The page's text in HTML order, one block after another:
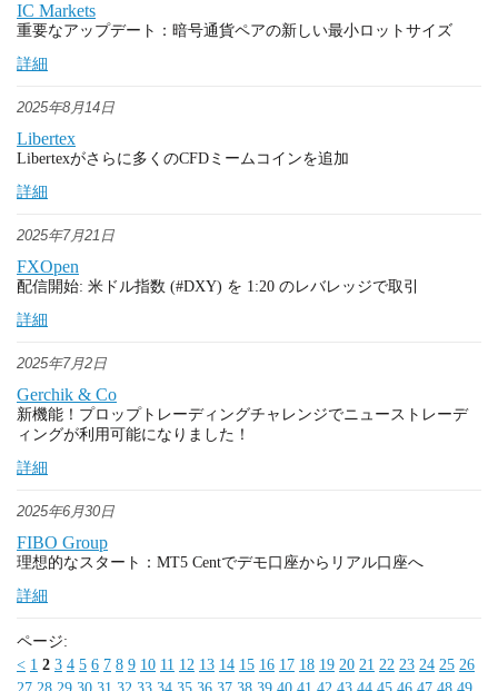
IC Markets
重要なアップデート：暗号通貨ペアの新しい最小ロットサイズ
詳細
2025年8月14日
Libertex
Libertexがさらに多くのCFDミームコインを追加
詳細
2025年7月21日
FXOpen
配信開始: 米ドル指数 (#DXY) を 1:20 のレバレッジで取引
詳細
2025年7月2日
Gerchik & Co
新機能！プロップトレーディングチャレンジでニューストレーデ
ィングが利用可能になりました！
詳細
2025年6月30日
FIBO Group
理想的なスタート：MT5 Centでデモ口座からリアル口座へ
詳細
ページ:
< 1 2 3 4 5 6 7 8 9 10 11 12 13 14 15 16 17 18 19 20 21 22 23 24 25 26